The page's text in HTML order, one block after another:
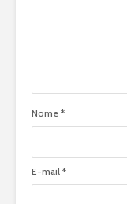
Nome *
E-mail *